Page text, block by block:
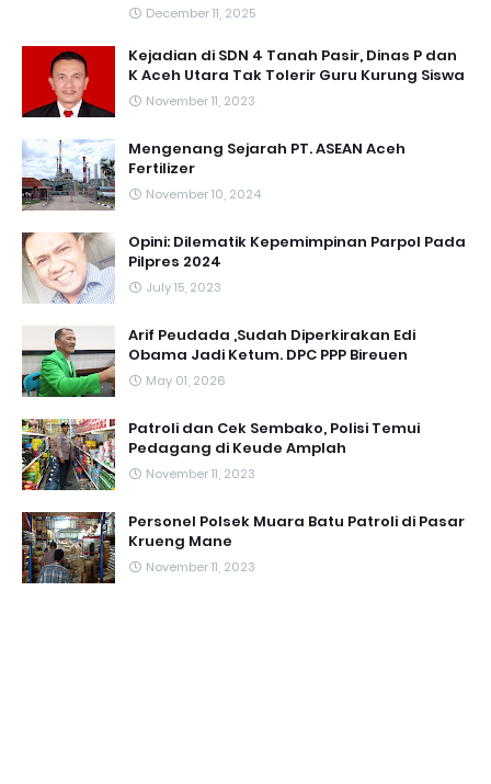
December 11, 2025
Kejadian di SDN 4 Tanah Pasir, Dinas P dan
K Aceh Utara Tak Tolerir Guru Kurung Siswa
November 11, 2023
Mengenang Sejarah PT. ASEAN Aceh
Fertilizer
November 10, 2024
Opini: Dilematik Kepemimpinan Parpol Pada
Pilpres 2024
July 15, 2023
Arif Peudada ,Sudah Diperkirakan Edi
Obama Jadi Ketum. DPC PPP Bireuen
May 01, 2026
Patroli dan Cek Sembako, Polisi Temui
Pedagang di Keude Amplah
November 11, 2023
Personel Polsek Muara Batu Patroli di Pasar
Krueng Mane
November 11, 2023